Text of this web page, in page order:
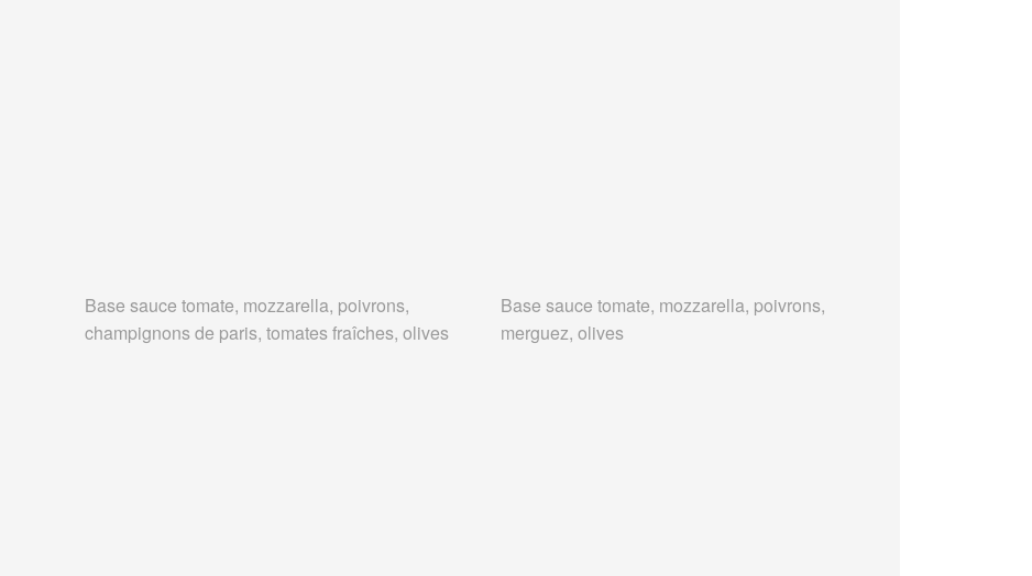
Base sauce tomate, mozzarella, poivrons,
champignons de paris, tomates fraîches, olives
Base sauce tomate, mozzarella, poivrons,
merguez, olives